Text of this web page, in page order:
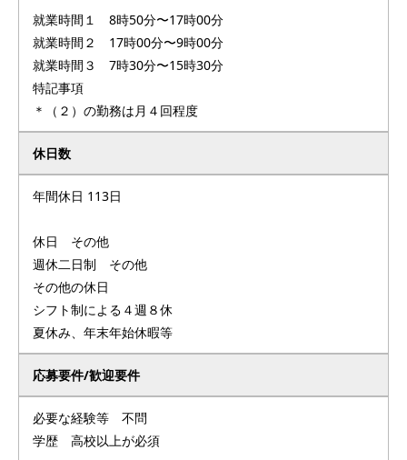
就業時間１ 8時50分〜17時00分
就業時間２ 17時00分〜9時00分
就業時間３ 7時30分〜15時30分
特記事項
＊（２）の勤務は月４回程度
休日数
年間休日 113日
休日 その他
週休二日制 その他
その他の休日
シフト制による４週８休
夏休み、年末年始休暇等
応募要件/歓迎要件
必要な経験等 不問
学歴 高校以上が必須